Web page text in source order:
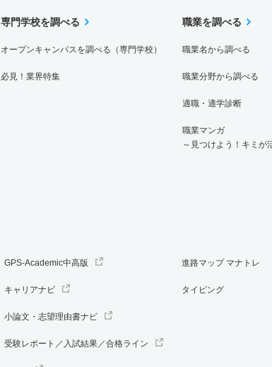
専門学校を調べる
オープンキャンパスを調べる（専門学校）
必見！業界特集
職業を調べる
職業名から調べる
職業分野から調べる
適職・適学診断
職業マンガ
～見つけよう！キミが
GPS-Academic中高版
キャリアナビ
小論文・志望理由書ナビ
受験レポート／入試結果／合格ライン
進路マップ マナトレ
タイピング